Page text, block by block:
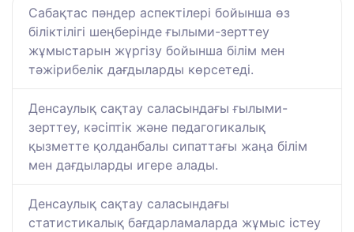
Сабақтас пәндер аспектілері бойынша өз
біліктілігі шеңберінде ғылыми-зерттеу
жұмыстарын жүргізу бойынша білім мен
тәжірибелік дағдыларды көрсетеді.
Денсаулық сақтау саласындағы ғылыми-
зерттеу, кәсіптік және педагогикалық
қызметте қолданбалы сипаттағы жаңа білім
мен дағдыларды игере алады.
Денсаулық сақтау саласындағы
статистикалық бағдарламаларда жұмыс істеу